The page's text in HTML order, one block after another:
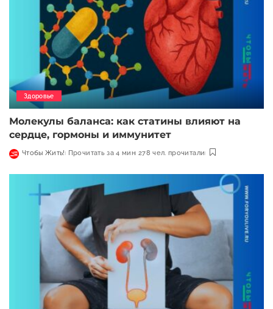
Здоровье
Молекулы баланса: как статины влияют на
сердце, гормоны и иммунитет
Чтобы Жить! Прочитать за 4 мин 278 чел. прочитали